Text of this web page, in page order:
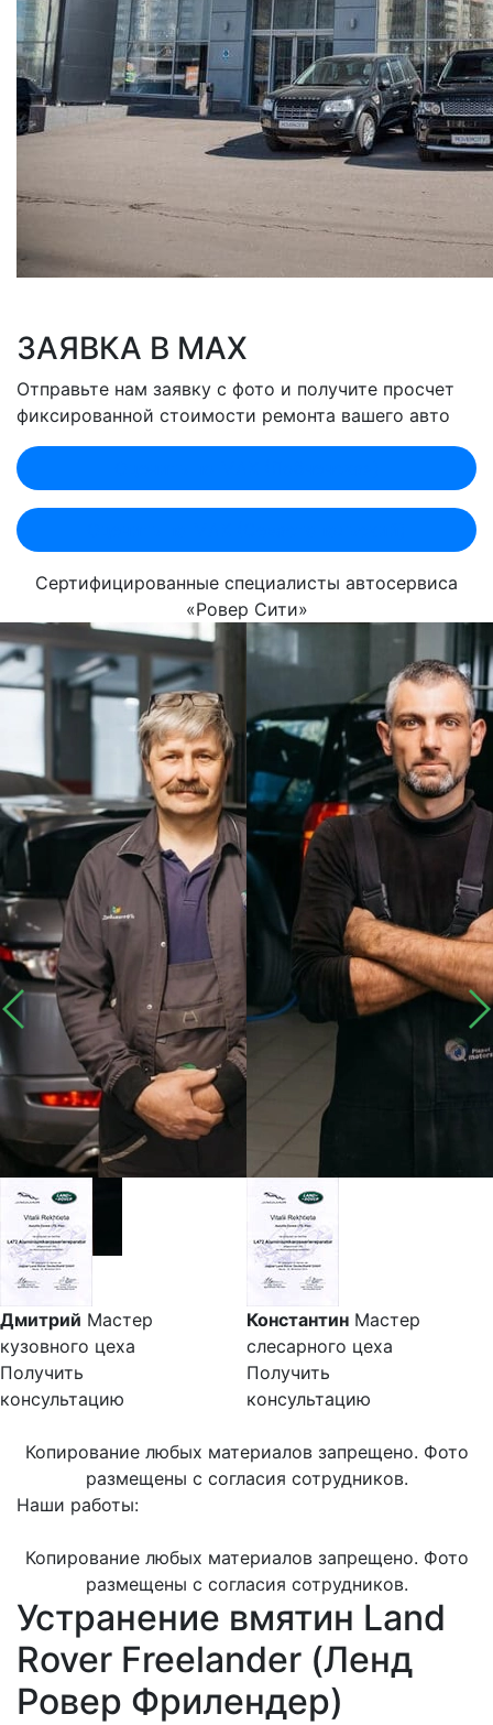
ЗАЯВКА В MAX
Отправьте нам заявку с фото и получите просчет
фиксированной стоимости ремонта вашего авто
Сертифицированные специалисты автосервиса
«Ровер Сити»
Дмитрий Мастер
кузовного цеха
Получить
консультацию
Константин Мастер
слесарного цеха
Получить
консультацию
Копирование любых материалов запрещено. Фото
размещены с согласия сотрудников.
Наши работы:
Копирование любых материалов запрещено. Фото
размещены с согласия сотрудников.
Устранение вмятин Land
Rover Freelander (Ленд
Ровер Фрилендер)